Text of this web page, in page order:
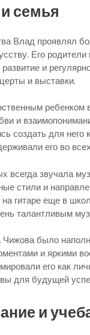
семья
Влад проявлял
Его
развитие и
и выставки.
ребенком
и
создать для
его во
всегда звучала
стили и
на гитаре еще в
талантливым
Чижова было
и яркими
его как
для будущей
и